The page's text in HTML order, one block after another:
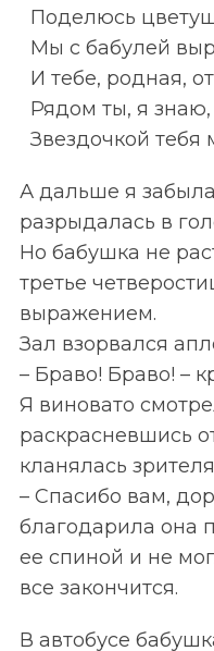
Поделюсь
Мы с бабулей
И тебе, родная,
Рядом ты, я знаю,
Звездочкой тебя
А дальше я
разрыдалась в
Но бабушка не
третье
выражением.
Зал взорвался
– Браво! Браво! –
Я виновато
раскрасневшись
кланялась
– Спасибо вам,
благодарила она
ее спиной и не
все закончится.
В автобусе